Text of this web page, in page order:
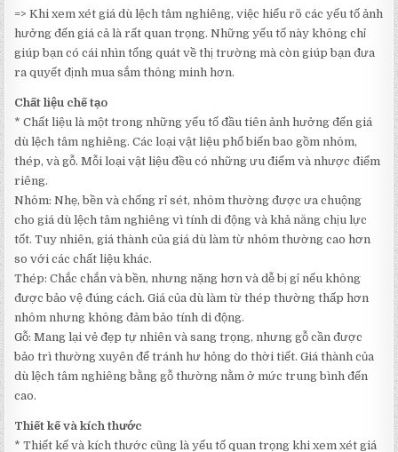
=> Khi xem xét giá dù lệch tâm nghiêng, việc hiểu rõ các yếu tố ảnh
hưởng đến giá cả là rất quan trọng. Những yếu tố này không chỉ
giúp bạn có cái nhìn tổng quát về thị trường mà còn giúp bạn đưa
ra quyết định mua sắm thông minh hơn.
Chất liệu chế tạo
* Chất liệu là một trong những yếu tố đầu tiên ảnh hưởng đến giá
dù lệch tâm nghiêng. Các loại vật liệu phổ biến bao gồm nhôm,
thép, và gỗ. Mỗi loại vật liệu đều có những ưu điểm và nhược điểm
riêng.
Nhôm: Nhẹ, bền và chống rỉ sét, nhôm thường được ưa chuộng
cho giá dù lệch tâm nghiêng vì tính di động và khả năng chịu lực
tốt. Tuy nhiên, giá thành của giá dù làm từ nhôm thường cao hơn
so với các chất liệu khác.
Thép: Chắc chắn và bền, nhưng nặng hơn và dễ bị gỉ nếu không
được bảo vệ đúng cách. Giá của dù làm từ thép thường thấp hơn
nhôm nhưng không đảm bảo tính di động.
Gỗ: Mang lại vẻ đẹp tự nhiên và sang trọng, nhưng gỗ cần được
bảo trì thường xuyên để tránh hư hỏng do thời tiết. Giá thành của
dù lệch tâm nghiêng bằng gỗ thường nằm ở mức trung bình đến
cao.
Thiết kế và kích thước
* Thiết kế và kích thước cũng là yếu tố quan trọng khi xem xét giá